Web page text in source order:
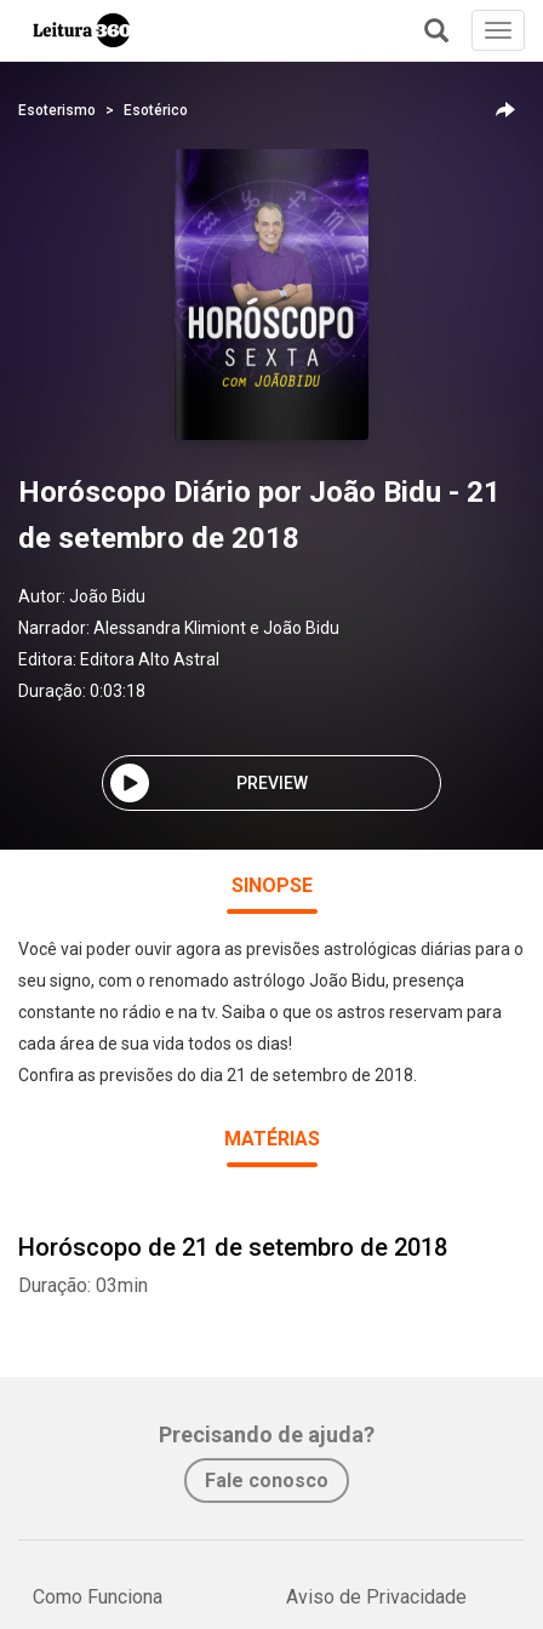
+
Esoterismo Esotérico
Horóscopo Diário por João Bidu - 21
de setembro de 2018
Autor: João Bidu
Narrador: Alessandra Klimiont e João Bidu
Editora: Editora Alto Astral
Duração: 0:03:18
PREVIEW
SINOPSE
Você vai poder ouvir agora as previsões astrológicas diárias para o
seu signo, com o renomado astrólogo João Bidu, presença
constante no rádio e na tv. Saiba o que os astros reservam para
cada área de sua vida todos os dias!
Confira as previsões do dia 21 de setembro de 2018.
MATÉRIAS
Horóscopo de 21 de setembro de 2018
Duração: 03min
Precisando de ajuda?
Fale conosco
Como Funciona Aviso de Privacidade
Whatsapp Facebook Twitter E-mail